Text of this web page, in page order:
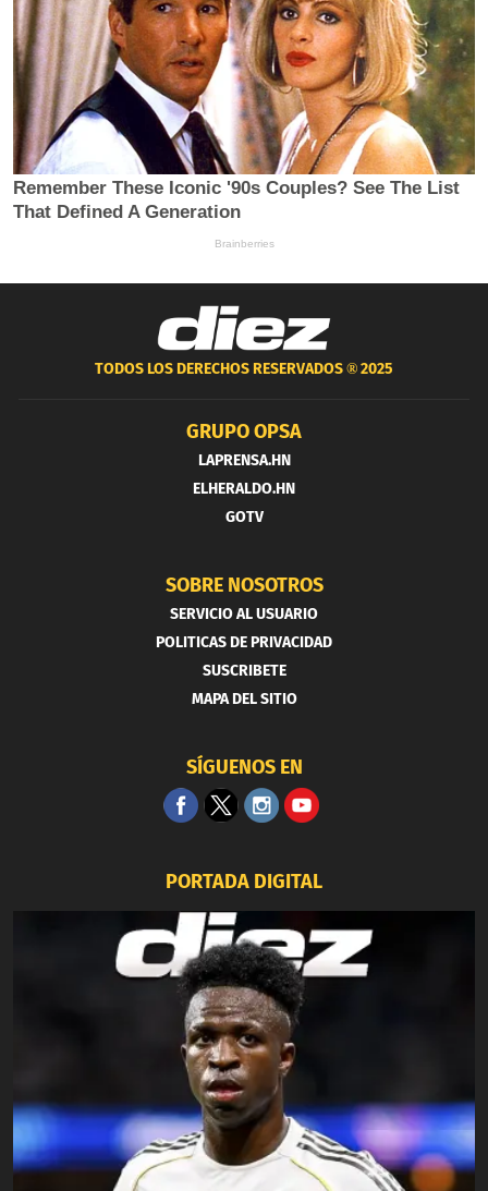
TODOS LOS DERECHOS RESERVADOS ®2025
GRUPO OPSA
LAPRENSA.HN
ELHERALDO.HN
GOTV
SOBRE NOSOTROS
SERVICIO AL USUARIO
POLITICAS DE PRIVACIDAD
SUSCRIBETE
MAPA DEL SITIO
SÍGUENOS EN
PORTADA DIGITAL